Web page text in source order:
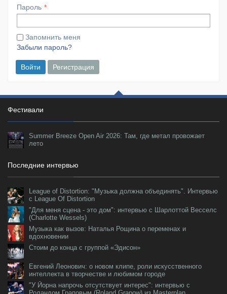
Пароль
Запомнить меня
Забыли пароль?
Войти Регистрация
Фестивали
Summer Breeze Open Air 2026: Там, где метал провожает
лето
Последние интервью
League of Distortion: "Музыка должна объединять". Интервью
с League Of Distortion
"Для меня сцена - это дом": интервью с Шарлоттой Весселс
(Charlotte Wessels)
Музыка как вызов: Наталья Рощина о переменах и
вдохновении
Стоим до конца с группой «Эдисон»
Евгений Леонович: о новом клипе, роли искусственного
интеллекта в творчестве и любимом городе
"У Йорна напрочь отсутствует интерес": интервью с